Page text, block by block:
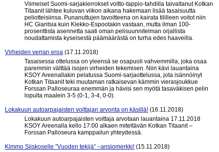
Viimeiset Suomi-sarjakierrokset voitto-tappio-tahdilla taivaltanut Kotkan
Titaanit lähtee kuluvan viikon aikana hakemaan lisää tasaisuutta
peliotteisiinsa. Punanuttujen tavoitteena on kairata tililleen voitot niin
HC Giantsia kuin Kiekko-Espootakin vastaan, mutta ilman 100-
prosenttista asennetta saati oman pelisuunnitelman orjallista
noudattamista kyseisestä päämäärästä on turha edes haaveilla.
Virheiden verran eroa (17.11.2018)
Tasaisessa ottelussa on yleensä se osapuoli vahvemmilla, joka osaa
paremmin välttää isojen virheiden tekemisen. Niin kävi lauantaina
KSOY Areenallakin pelatussa Suomi-sarjaottelussa, jota isännöinyt
Kotkan Titaanit teki muutaman ratkaisevan kämmin vierasjoukkue
Forssan Palloseuraa enemmän ja hävisi sen myötä tasaväkisen pelin
lopulta maalein 3-5 (0-1, 3-4, 0-0).
Lokakuun autoarpajaisten voittajan arvonta on käsillä! (16.11.2018)
Lokakuun autoarpajaisten voittaja arvotaan lauantaina 17.11.2018
KSOY Areenalla kello 17:00 alkaen miteltävän Kotkan Titaanit –
Forssan Palloseura kamppailun yhteydessä.
Kimmo Siiskoselle ”Vuoden tekijä” –ansiomerkki! (15.11.2018)